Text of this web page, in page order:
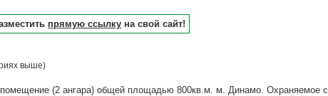
прямую ссылку на свой сайт!
выше)
(2 ангара) общей площадью 800кв.м. м. Динамо. Охраняемое с